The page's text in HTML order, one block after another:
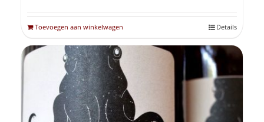
Toevoegen aan winkelwagen Details